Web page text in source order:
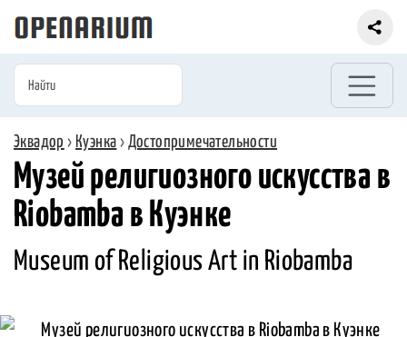
Эквадор › Куэнка › Достопримечательности
Музей религиозного искусства в
Riobamba в Куэнке
Museum of Religious Art in Riobamba